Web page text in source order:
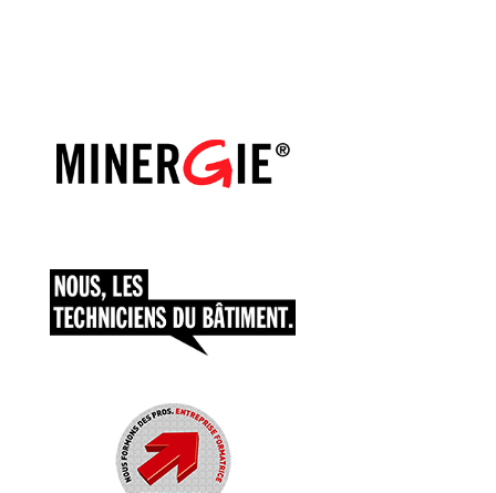
AAAAAAAAAAAAAA
AAAAAAAAAAAAAA
AAAAAAAAAAAAAA